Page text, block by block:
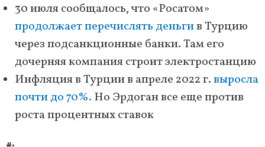
30 июля сообщалось, что «Росатом»
продолжает перечислять деньгив Турцию
через подсанкционные банки. Там его
дочерняя компания строит электростанцию
Инфляция в Турции в апреле 2022 г.выросла
почти до 70%. Но Эрдоган все еще против
роста процентных ставок